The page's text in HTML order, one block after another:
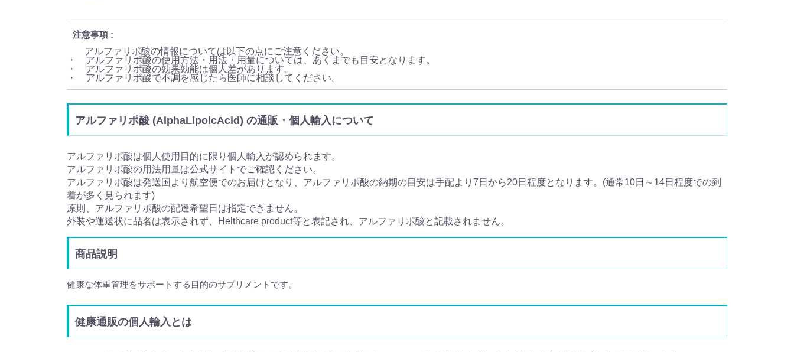
注意事項
アルファリポ酸の情報については以下の点にご注意ください。
・ アルファリポ酸の使用方法・用法・用量については、あくまでも目安となります。
・ アルファリポ酸の効果効能は個人差があります。
・ アルファリポ酸で不調を感じたら医師に相談してください。
アルファリポ酸 (AlphaLipoicAcid) の通販・個人輸入について
アルファリポ酸は個人使用目的に限り個人輸入が認められます。
アルファリポ酸の用法用量は公式サイトでご確認ください。
アルファリポ酸は発送国より航空便でのお届けとなり、アルファリポ酸の納期の目安は手配より7日から20日程度となります。(通常10日～14日程度での到
着が多く見られます)
原則、アルファリポ酸の配達希望日は指定できません。
外装や運送状に品名は表示されず、Helthcare product等と表記され、アルファリポ酸と記載されません。
商品説明
健康な体重管理をサポートする目的のサプリメントです。
健康通販の個人輸入とは